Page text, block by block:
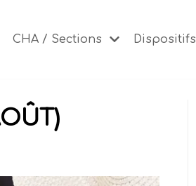
CHA / Sections Dispositifs